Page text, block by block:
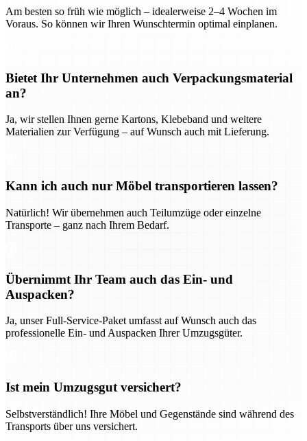
Am besten so früh wie möglich – idealerweise 2–4 Wochen im
Voraus. So können wir Ihren Wunschtermin optimal einplanen.
Bietet Ihr Unternehmen auch Verpackungsmaterial
an?
Ja, wir stellen Ihnen gerne Kartons, Klebeband und weitere
Materialien zur Verfügung – auf Wunsch auch mit Lieferung.
Kann ich auch nur Möbel transportieren lassen?
Natürlich! Wir übernehmen auch Teilumzüge oder einzelne
Transporte – ganz nach Ihrem Bedarf.
Übernimmt Ihr Team auch das Ein- und
Auspacken?
Ja, unser Full-Service-Paket umfasst auf Wunsch auch das
professionelle Ein- und Auspacken Ihrer Umzugsgüter.
Ist mein Umzugsgut versichert?
Selbstverständlich! Ihre Möbel und Gegenstände sind während des
Transports über uns versichert.